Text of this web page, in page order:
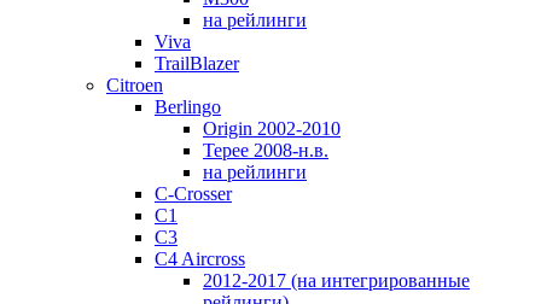
на рейлинги
Viva
TrailBlazer
Citroen
Berlingo
Origin 2002-2010
Tepee 2008-н.в.
на рейлинги
C-Crosser
C1
C3
C4 Aircross
2012-2017 (на интегрированные